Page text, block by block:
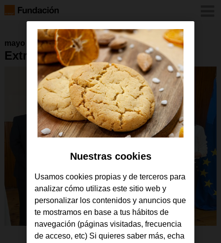
mayo 2022
Extremadura autoridades
Nuestras cookies
Usamos cookies propias y de terceros para
analizar cómo utilizas este sitio web y
personalizar los contenidos y anuncios que
te mostramos en base a tus hábitos de
navegación (páginas visitadas, frecuencia
de acceso, etc) Si quieres saber más, echa